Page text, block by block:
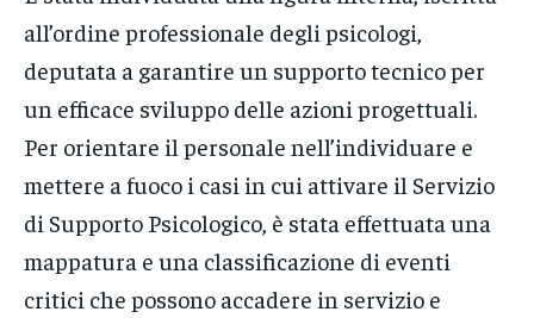
all’ordine professionale degli psicologi,
deputata a garantire un supporto tecnico per
un efficace sviluppo delle azioni progettuali.
Per orientare il personale nell’individuare e
mettere a fuoco i casi in cui attivare il Servizio
di Supporto Psicologico, è stata effettuata una
mappatura e una classificazione di eventi
critici che possono accadere in servizio e